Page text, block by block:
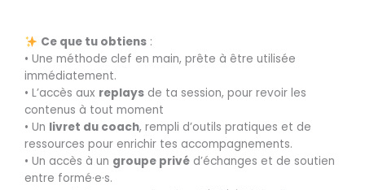
Ce que tu obtiens:
• Une méthode clef en main, prête à être utilisée
immédiatement.
• L’accès aux replays de ta session, pour revoir les
contenus à tout moment
• Un livret du coach, rempli d’outils pratiques et de
ressources pour enrichir tes accompagnements.
• Un accès à un groupe privé d’échanges et de soutien
entre formé·e·s.